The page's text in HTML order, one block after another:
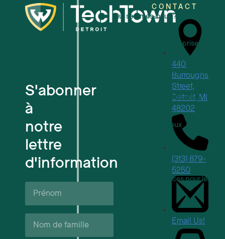
S'abonner
à
notre
lettre
d'information
Prénom*
Nom
de
Qui sommes-nous ?
Pour les petites entreprises
Pour les startups technologiques
Espaces de travail flexibles
Réservations de lieux
Événements à venir
Soutien et ressources pour les
CONTACT
440
Burroughs
Street,
Detroit, MI
48202
(313) 879-
5250
Email Us!